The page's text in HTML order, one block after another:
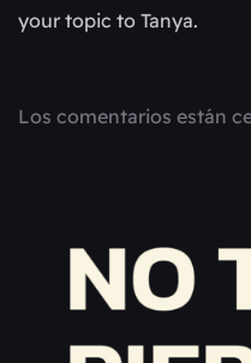
your topic to Tanya.
Los comentarios están